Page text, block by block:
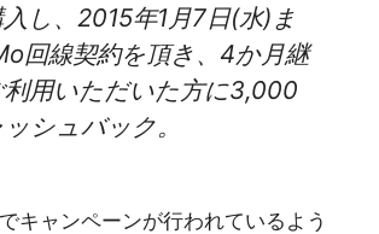
し、2015年1月7日(水)ま
回線契約を頂き、4か月継
用いただいた方に3,000
シュバック。
キャンペーンが行われているよう